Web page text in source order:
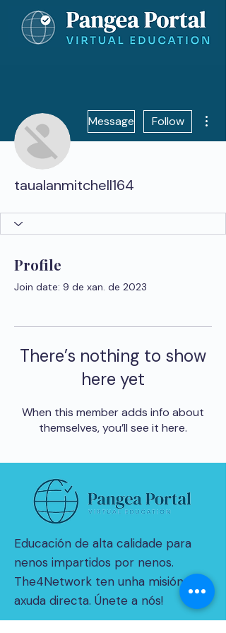
Message Follow
taualanmitchell164
Profile
Join date: 9 de xan. de 2023
There’s nothing to show
here yet
When this member adds info about
themselves, you’ll see it here.
Educación de alta calidade para
nenos impartidos por nenos.
The4Network ten unha misión de
axuda directa. Únete a nós!